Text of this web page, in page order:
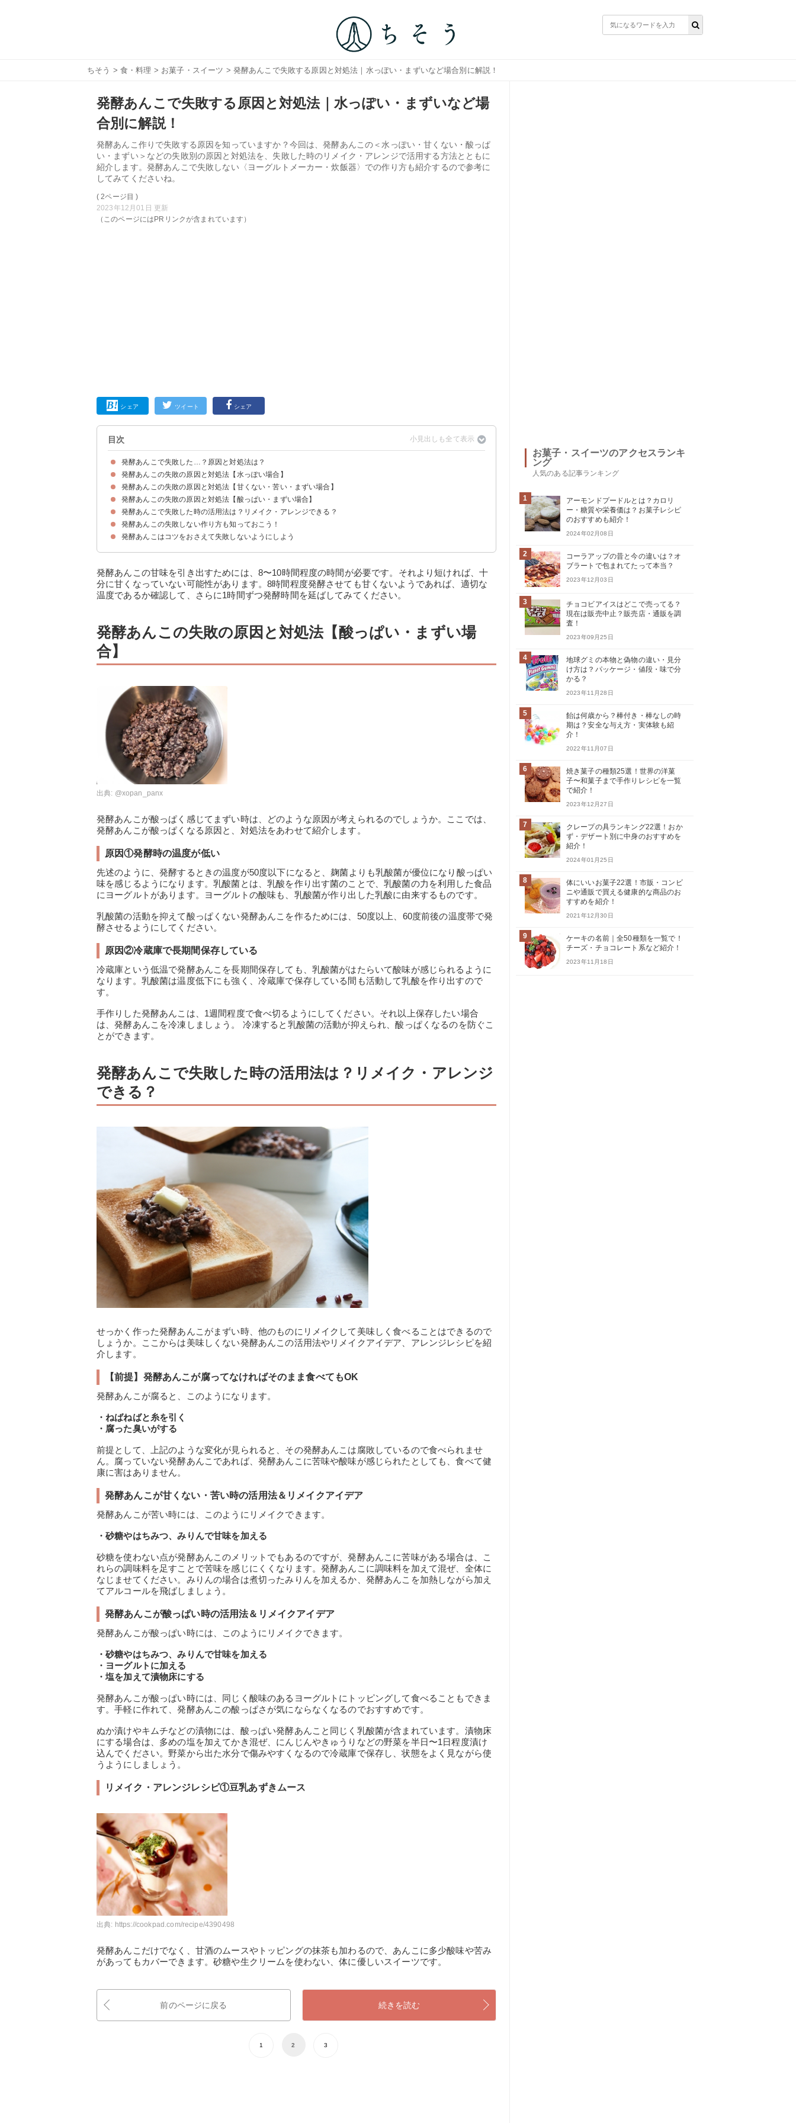
ちそう > 食・料理 > お菓子・スイーツ > 発酵あんこで失敗する原因と対処法｜水っぽい・まずいなど場合別に解説！
発酵あんこで失敗する原因と対処法｜水っぽい・まずいなど場
合別に解説！
発酵あんこ作りで失敗する原因を知っていますか？今回は、発酵あんこの＜水っぽい・甘くない・酸っぱ
い・まずい＞などの失敗別の原因と対処法を、失敗した時のリメイク・アレンジで活用する方法とともに
紹介します。発酵あんこで失敗しない〈ヨーグルトメーカー・炊飯器〉での作り方も紹介するので参考に
してみてくださいね。
( 2ページ目 )
2023年12月01日 更新
（このページにはPRリンクが含まれています）
シェア ツイート シェア
目次
発酵あんこで失敗した…？原因と対処法は？
発酵あんこの失敗の原因と対処法【水っぽい場合】
原因｜水分量が多過ぎる
対処法｜完成後の場合はガーゼで水切りすればOK
発酵あんこの失敗の原因と対処法【甘くない・苦い・まずい場合】
原因①小豆の渋切りをしていない
原因②小豆が固い・パサパサ
原因③発酵時の温度が適温より高い・低い
原因④発酵時間が足りていない
発酵あんこの失敗の原因と対処法【酸っぱい・まずい場合】
原因①発酵時の温度が低い
原因②冷蔵庫で長期間保存している
発酵あんこで失敗した時の活用法は？リメイク・アレンジできる？
【前提】発酵あんこが腐ってなければそのまま食べてもOK
発酵あんこが甘くない・苦い時の活用法＆リメイクアイデア
発酵あんこが酸っぱい時の活用法＆リメイクアイデア
リメイク・アレンジレシピ①豆乳あずきムース
リメイク・アレンジレシピ②かぼちゃのいとこ煮
発酵あんこの失敗しない作り方も知っておこう！
材料
①炊飯器での失敗しない作り方
②ヨーグルトメーカーでの失敗しない作り方
発酵あんこはコツをおさえて失敗しないようにしよう
発酵あんこの甘味を引き出すためには、8〜10時間程度の時間が必要です。それより短ければ、十
分に甘くなっていない可能性があります。8時間程度発酵させても甘くないようであれば、適切な
温度であるか確認して、さらに1時間ずつ発酵時間を延ばしてみてください。
発酵あんこの失敗の原因と対処法【酸っぱい・まずい場
合】
出典: @xopan_panx
発酵あんこが酸っぱく感じてまずい時は、どのような原因が考えられるのでしょうか。ここでは、
発酵あんこが酸っぱくなる原因と、対処法をあわせて紹介します。
原因①発酵時の温度が低い
先述のように、発酵するときの温度が50度以下になると、麹菌よりも乳酸菌が優位になり酸っぱい
味を感じるようになります。乳酸菌とは、乳酸を作り出す菌のことで、乳酸菌の力を利用した食品
にヨーグルトがあります。ヨーグルトの酸味も、乳酸菌が作り出した乳酸に由来するものです。
乳酸菌の活動を抑えて酸っぱくない発酵あんこを作るためには、50度以上、60度前後の温度帯で発
酵させるようにしてください。
原因②冷蔵庫で長期間保存している
冷蔵庫という低温で発酵あんこを長期間保存しても、乳酸菌がはたらいて酸味が感じられるように
なります。乳酸菌は温度低下にも強く、冷蔵庫で保存している間も活動して乳酸を作り出すので
す。
手作りした発酵あんこは、1週間程度で食べ切るようにしてください。それ以上保存したい場合
は、発酵あんこを冷凍しましょう。 冷凍すると乳酸菌の活動が抑えられ、酸っぱくなるのを防ぐこ
とができます。
発酵あんこで失敗した時の活用法は？リメイク・アレンジ
できる？
せっかく作った発酵あんこがまずい時、他のものにリメイクして美味しく食べることはできるので
しょうか。ここからは美味しくない発酵あんこの活用法やリメイクアイデア、アレンジレシピを紹
介します。
【前提】発酵あんこが腐ってなければそのまま食べてもOK
発酵あんこが腐ると、このようになります。
・ねばねばと糸を引く
・腐った臭いがする
前提として、上記のような変化が見られると、その発酵あんこは腐敗しているので食べられませ
ん。腐っていない発酵あんこであれば、発酵あんこに苦味や酸味が感じられたとしても、食べて健
康に害はありません。
発酵あんこが甘くない・苦い時の活用法＆リメイクアイデア
発酵あんこが苦い時には、このようにリメイクできます。
・砂糖やはちみつ、みりんで甘味を加える
砂糖を使わない点が発酵あんこのメリットでもあるのですが、発酵あんこに苦味がある場合は、こ
れらの調味料を足すことで苦味を感じにくくなります。発酵あんこに調味料を加えて混ぜ、全体に
なじませてください。みりんの場合は煮切ったみりんを加えるか、発酵あんこを加熱しながら加え
てアルコールを飛ばしましょう。
発酵あんこが酸っぱい時の活用法＆リメイクアイデア
発酵あんこが酸っぱい時には、このようにリメイクできます。
・砂糖やはちみつ、みりんで甘味を加える
・ヨーグルトに加える
・塩を加えて漬物床にする
発酵あんこが酸っぱい時には、同じく酸味のあるヨーグルトにトッピングして食べることもできま
す。手軽に作れて、発酵あんこの酸っぱさが気にならなくなるのでおすすめです。
ぬか漬けやキムチなどの漬物には、酸っぱい発酵あんこと同じく乳酸菌が含まれています。漬物床
にする場合は、多めの塩を加えてかき混ぜ、にんじんやきゅうりなどの野菜を半日〜1日程度漬け
込んでください。野菜から出た水分で傷みやすくなるので冷蔵庫で保存し、状態をよく見ながら使
うようにしましょう。
リメイク・アレンジレシピ①豆乳あずきムース
出典: https://cookpad.com/recipe/4390498
発酵あんこだけでなく、甘酒のムースやトッピングの抹茶も加わるので、あんこに多少酸味や苦み
があってもカバーできます。砂糖や生クリームを使わない、体に優しいスイーツです。
前のページに戻る 続きを読む
1 2 3
お菓子・スイーツのアクセスランキ
ング
人気のある記事ランキング
1
アーモンドプードルとは？カロリ
ー・糖質や栄養価は？お菓子レシピ
のおすすめも紹介！
2024年02月08日
2
コーラアップの昔と今の違いは？オ
ブラートで包まれてたって本当？
2023年12月03日
3
チョコビアイスはどこで売ってる？
現在は販売中止？販売店・通販を調
査！
2023年09月25日
4
地球グミの本物と偽物の違い・見分
け方は？パッケージ・値段・味で分
かる？
2023年11月28日
5
飴は何歳から？棒付き・棒なしの時
期は？安全な与え方・実体験も紹
介！
2022年11月07日
6
焼き菓子の種類25選！世界の洋菓
子〜和菓子まで手作りレシピを一覧
で紹介！
2023年12月27日
7
クレープの具ランキング22選！おか
ず・デザート別に中身のおすすめを
紹介！
2024年01月25日
8
体にいいお菓子22選！市販・コンビ
ニや通販で買える健康的な商品のお
すすめを紹介！
2021年12月30日
9
ケーキの名前｜全50種類を一覧で！
チーズ・チョコレート系など紹介！
2023年11月18日